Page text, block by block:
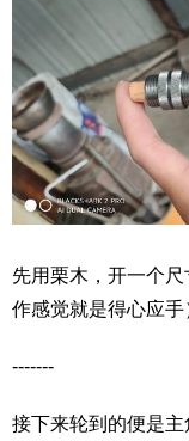
先用栗木，开一个
作感觉就是得心应手
-------
接下来轮到的便是主